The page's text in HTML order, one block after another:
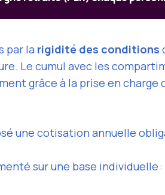
par la rigidité des conditions
Le cumul avec les
grâce à la prise en
une cotisation annuelle
sur une base